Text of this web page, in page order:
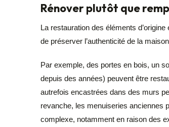
Rénover plutôt que
La restauration des éléments
de préserver l’authenticité de la
Par exemple, des portes en bois, un
depuis des années) peuvent être
autrefois encastrées dans des murs
revanche, les menuiseries anciennes
complexe, notamment en raison des